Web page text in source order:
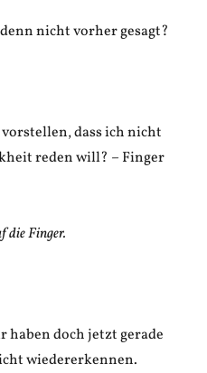
nicht vorher gesagt?
dass ich nicht
reden will? – Finger
die Finger.
haben doch jetzt gerade
wiedererkennen.